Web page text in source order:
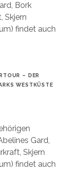
Bork
Skjern
findet auch
– DER
WESTKÜSTE
Gard,
Skjern
findet auch